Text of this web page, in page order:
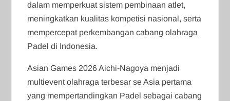
dalam memperkuat sistem pembinaan atlet,
meningkatkan kualitas kompetisi nasional, serta
mempercepat perkembangan cabang olahraga
Padel di Indonesia.
Asian Games 2026 Aichi-Nagoya menjadi
multievent olahraga terbesar se Asia pertama
yang mempertandingkan Padel sebagai cabang